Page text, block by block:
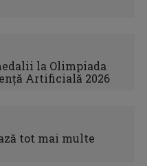
la Olimpiada
Artificială 2026
tot mai multe